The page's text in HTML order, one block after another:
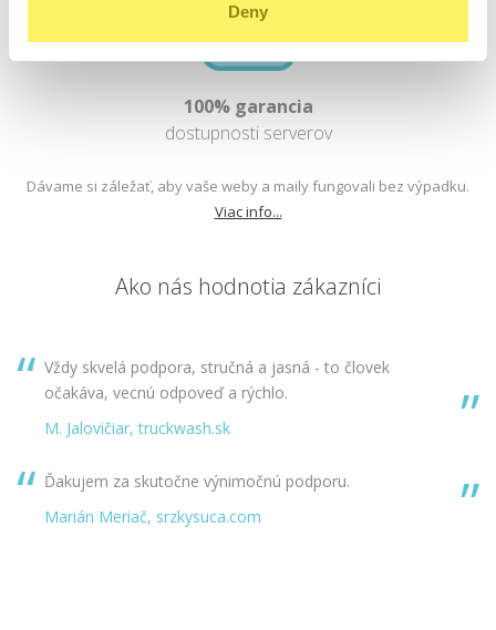
Deny
100% garancia
dostupnosti serverov
Dávame si záležať, aby vaše weby a maily fungovali bez výpadku.
Viac info...
Ako nás hodnotia zákazníci
Vždy skvelá podpora, stručná a jasná - to človek
očakáva, vecnú odpoveď a rýchlo.
M. Jalovičiar, truckwash.sk
Ďakujem za skutočne výnimočnú podporu.
Marián Meriač, srzkysuca.com